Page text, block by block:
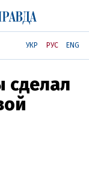
УКР РУС ENG
сделал